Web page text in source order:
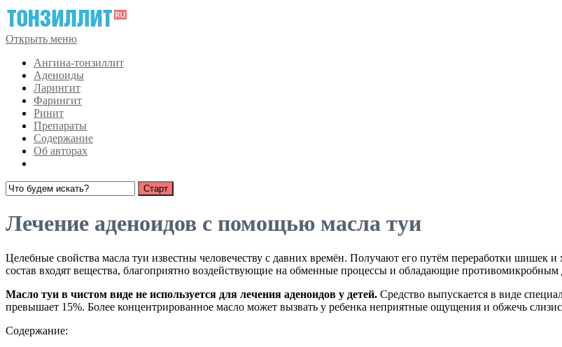
Открыть меню
Ангина-тонзиллит
Аденоиды
Ларингит
Фарингит
Ринит
Препараты
Содержание
Об авторах
Лечение аденоидов с помощью масла туи
Целебные свойства масла туи известны человечеству с давних времён. Получают его путём переработки шишек и
состав входят вещества, благоприятно воздействующие на обменные процессы и обладающие противомикробным
Масло туи в чистом виде не используется для лечения аденоидов у детей. Средство выпускается в виде
превышает 15%. Более концентрированное масло может вызвать у ребенка неприятные ощущения и обжечь
Содержание: